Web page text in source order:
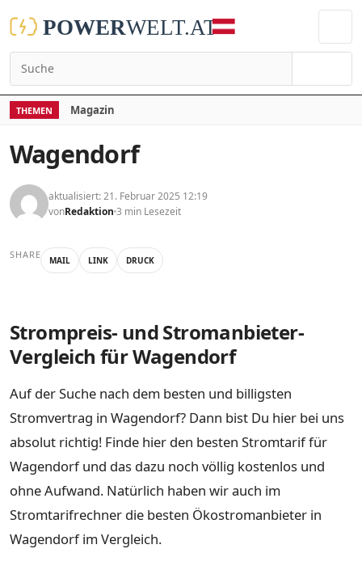
THEMEN Magazin
Wagendorf
aktualisiert: 21. Februar 2025 12:19
vonRedaktion 3 min Lesezeit
SHARE MAIL LINK DRUCK
Strompreis- und Stromanbieter-
Vergleich für Wagendorf
Auf der Suche nach dem besten und billigsten
Stromvertrag in Wagendorf? Dann bist Du hier bei uns
absolut richtig! Finde hier den besten Stromtarif für
Wagendorf und das dazu noch völlig kostenlos und
ohne Aufwand. Natürlich haben wir auch im
Stromtarifrechner die besten Ökostromanbieter in
Wagendorf im Vergleich.